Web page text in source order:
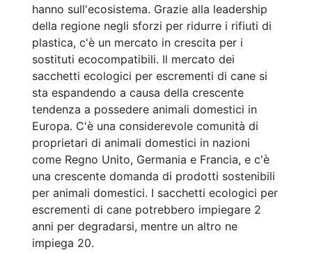
hanno sull'ecosistema. Grazie alla leadership
della regione negli sforzi per ridurre i rifiuti di
plastica, c'è un mercato in crescita per i
sostituti ecocompatibili. Il mercato dei
sacchetti ecologici per escrementi di cane si
sta espandendo a causa della crescente
tendenza a possedere animali domestici in
Europa. C'è una considerevole comunità di
proprietari di animali domestici in nazioni
come Regno Unito, Germania e Francia, e c'è
una crescente domanda di prodotti sostenibili
per animali domestici. I sacchetti ecologici per
escrementi di cane potrebbero impiegare 2
anni per degradarsi, mentre un altro ne
impiega 20.